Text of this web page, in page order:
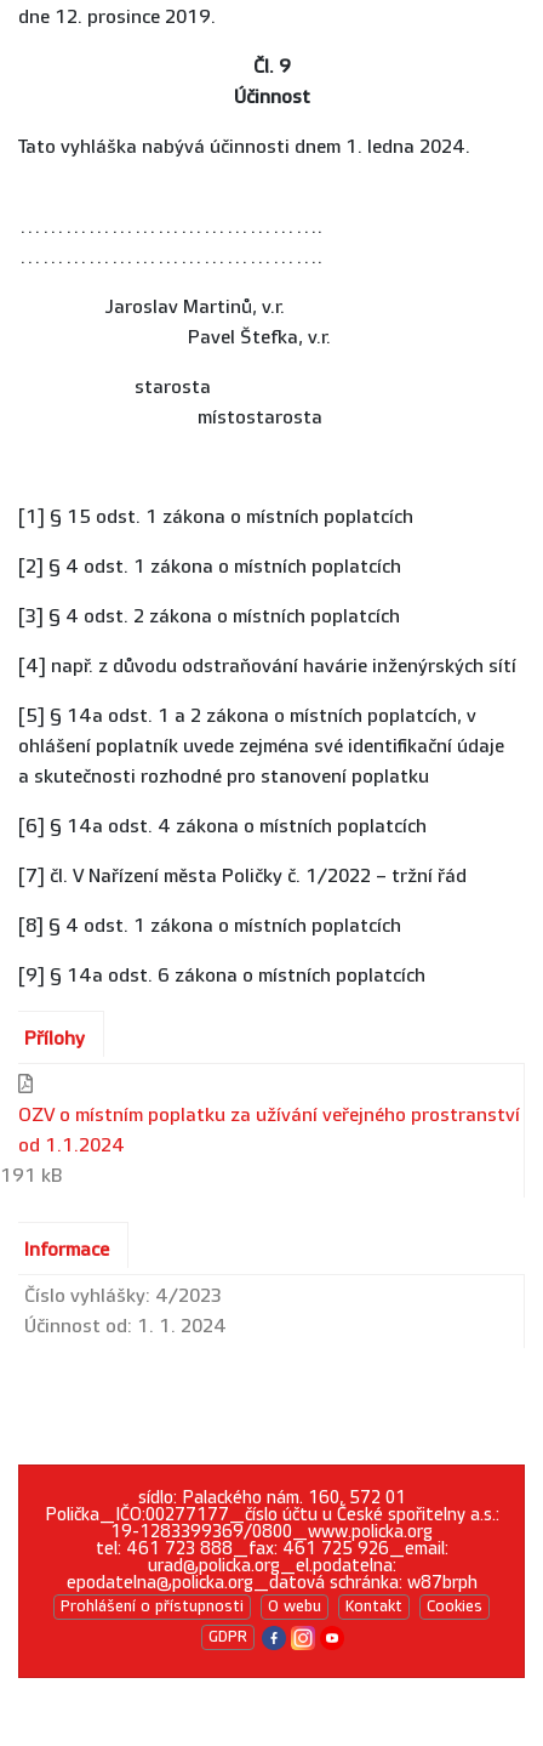
dne 12. prosince 2019.
Čl. 9
Účinnost
Tato vyhláška nabývá účinnosti dnem 1. ledna 2024.
........................................
Jaroslav Martinů, v.r.
Pavel Štefka, v.r.
starosta
místostarosta
[1] § 15 odst. 1 zákona o místních poplatcích
[2] § 4 odst. 1 zákona o místních poplatcích
[3] § 4 odst. 2 zákona o místních poplatcích
[4] např. z důvodu odstraňování havárie inženýrských sítí
[5] § 14a odst. 1 a 2 zákona o místních poplatcích, v
ohlášení poplatník uvede zejména své identifikační údaje
a skutečnosti rozhodné pro stanovení poplatku
[6] § 14a odst. 4 zákona o místních poplatcích
[7] čl. V Nařízení města Poličky č. 1/2022 – tržní řád
[8] § 4 odst. 1 zákona o místních poplatcích
[9] § 14a odst. 6 zákona o místních poplatcích
Přílohy
OZV o místním poplatku za užívání veřejného prostranství
od 1.1.2024
191 kB
Informace
Číslo vyhlášky: 4/2023
Účinnost od: 1. 1. 2024
sídlo: Palackého nám. 160, 572 01
Polička_IČO:00277177_číslo účtu u České spořitelny a.s.:
19-1283399369/0800_www.policka.org
tel: 461 723 888_fax: 461 725 926_email:
urad@policka.org_el.podatelna:
epodatelna@policka.org_datová schránka: w87brph
Prohlášení o přístupnosti O webu Kontakt
Cookies
GDPR